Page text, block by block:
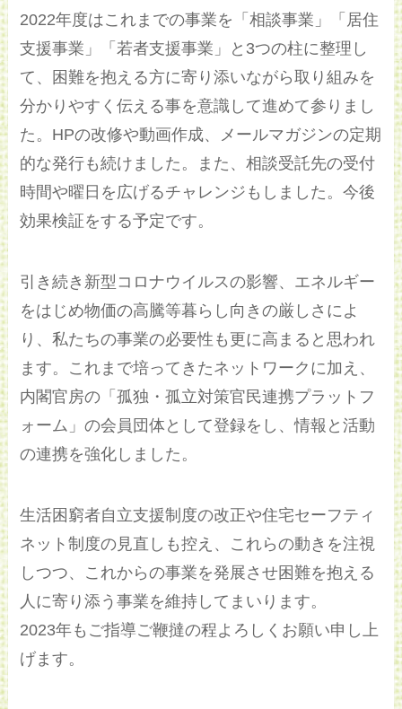
2022年度はこれまでの事業を「相談事業」「居住
支援事業」「若者支援事業」と3つの柱に整理し
て、困難を抱える方に寄り添いながら取り組みを
分かりやすく伝える事を意識して進めて参りまし
た。HPの改修や動画作成、メールマガジンの定期
的な発行も続けました。また、相談受託先の受付
時間や曜日を広げるチャレンジもしました。今後
効果検証をする予定です。
引き続き新型コロナウイルスの影響、エネルギー
をはじめ物価の高騰等暮らし向きの厳しさによ
り、私たちの事業の必要性も更に高まると思われ
ます。これまで培ってきたネットワークに加え、
内閣官房の「孤独・孤立対策官民連携プラットフ
ォーム」の会員団体として登録をし、情報と活動
の連携を強化しました。
生活困窮者自立支援制度の改正や住宅セーフティ
ネット制度の見直しも控え、これらの動きを注視
しつつ、これからの事業を発展させ困難を抱える
人に寄り添う事業を維持してまいります。
2023年もご指導ご鞭撻の程よろしくお願い申し上
げます。